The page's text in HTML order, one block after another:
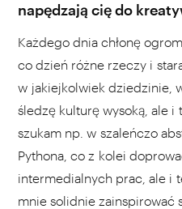
napędzają cię do
Każdego dnia chłonę
co dzień różne rzeczy i
w jakiejkolwiek dziedzinie,
śledzę kulturę wysoką, ale i
szukam np. w szaleńczo
Pythona, co z kolei
intermedialnych prac, ale i
mnie solidnie zainspirować